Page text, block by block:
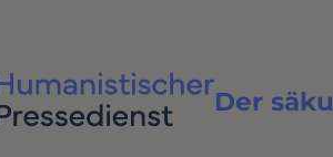
Der